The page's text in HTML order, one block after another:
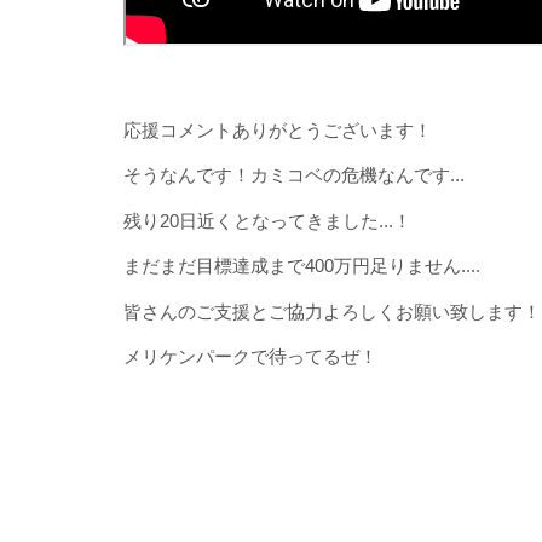
応援コメントありがとうございます！
そうなんです！カミコベの危機なんです...
残り20日近くとなってきました...！
まだまだ目標達成まで400万円足りません....
皆さんのご支援とご協力よろしくお願い致します
メリケンパークで待ってるぜ！